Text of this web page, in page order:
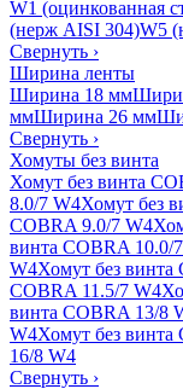
W1 (оцинкованная
(нерж AISI 304)W5
Свернуть ›
Ширина ленты
Ширина 18 мм
ммШирина 26 мм
Свернуть ›
Хомуты без винта
Хомут без винта
8.0/7 W4Хомут без
COBRA 9.0/7 W4
винта COBRA 10.0/
W4Хомут без винта
COBRA 11.5/7 W4
винта COBRA 13/8
W4Хомут без
16/8 W4
Свернуть ›